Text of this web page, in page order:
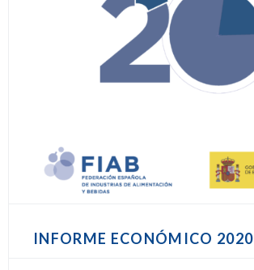
INFORME ECONÓMICO 2020